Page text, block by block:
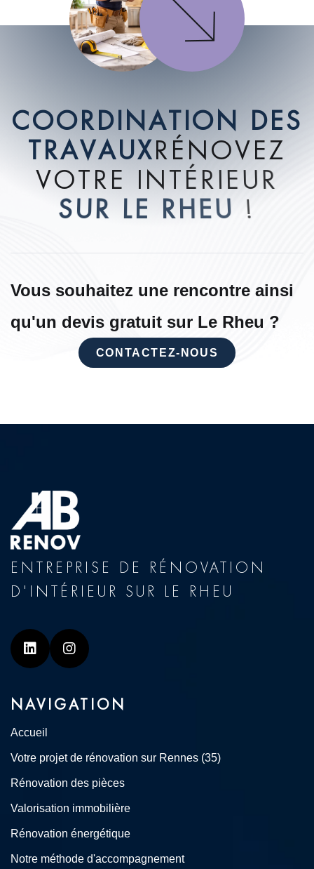
COORDI NATION DES
TRAVAUXRÉ NOVEZ
VOTRE I NTÉRIEUR
SUR LE RHEU !
Vous souhaitez une rencontre ainsi
qu'un devis gratuit sur Le Rheu ?
CONTACTEZ-NOUS
ENTREPRISE DE RÉNOVATION
D'INTÉRIEUR SUR LE RHEU
Linkedin Instagram
NAVIGATION
Accueil
Votre projet de rénovation sur Rennes (35)
Rénovation des pièces
Valorisation immobilière
Rénovation énergétique
Notre méthode d'accompagnement